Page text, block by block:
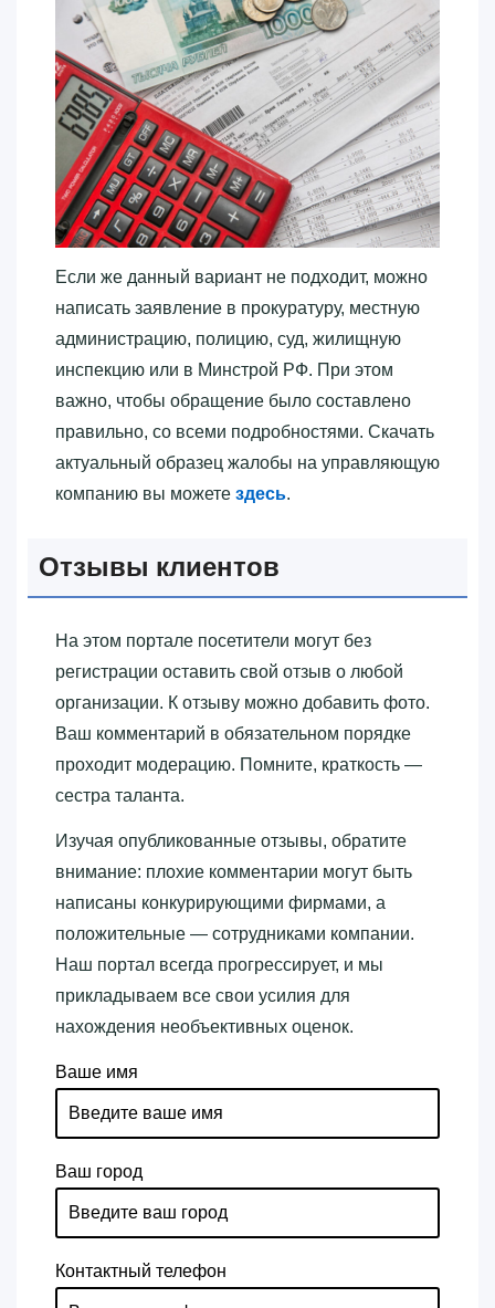
Если же данный вариант не подходит, можно
написать заявление в прокуратуру, местную
администрацию, полицию, суд, жилищную
инспекцию или в Минстрой РФ. При этом
важно, чтобы обращение было составлено
правильно, со всеми подробностями. Скачать
актуальный образец жалобы на управляющую
компанию вы можете здесь.
Отзывы клиентов
На этом портале посетители могут без
регистрации оставить свой отзыв о любой
организации. К отзыву можно добавить фото.
Ваш комментарий в обязательном порядке
проходит модерацию. Помните, краткость —
сестра таланта.
Изучая опубликованные отзывы, обратите
внимание: плохие комментарии могут быть
написаны конкурирующими фирмами, а
положительные — сотрудниками компании.
Наш портал всегда прогрессирует, и мы
прикладываем все свои усилия для
нахождения необъективных оценок.
Ваше имя
Ваш город
Контактный телефон